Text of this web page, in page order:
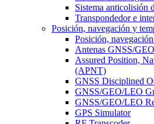
Sistema anticolisión
Transpondedor e
Posición, navegación y
Posición,
Antenas GNSS/
Assured Position,
(APNT)
GNSS Disciplined
GNSS/GEO/LEO
GNSS/GEO/LEO
GPS Simulator